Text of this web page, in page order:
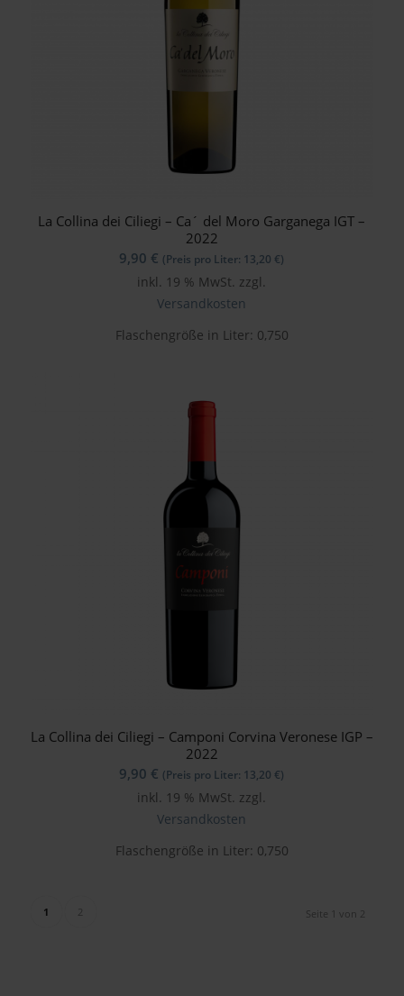
La Collina dei Ciliegi – Ca´ del Moro Garganega IGT –
2022
9,90 € (Preis pro Liter: 13,20 €)
inkl. 19 % MwSt. zzgl.
Versandkosten
Flaschengröße in Liter: 0,750
La Collina dei Ciliegi – Camponi Corvina Veronese IGP –
2022
9,90 € (Preis pro Liter: 13,20 €)
inkl. 19 % MwSt. zzgl.
Versandkosten
Flaschengröße in Liter: 0,750
Seite 1 von 2
1 2